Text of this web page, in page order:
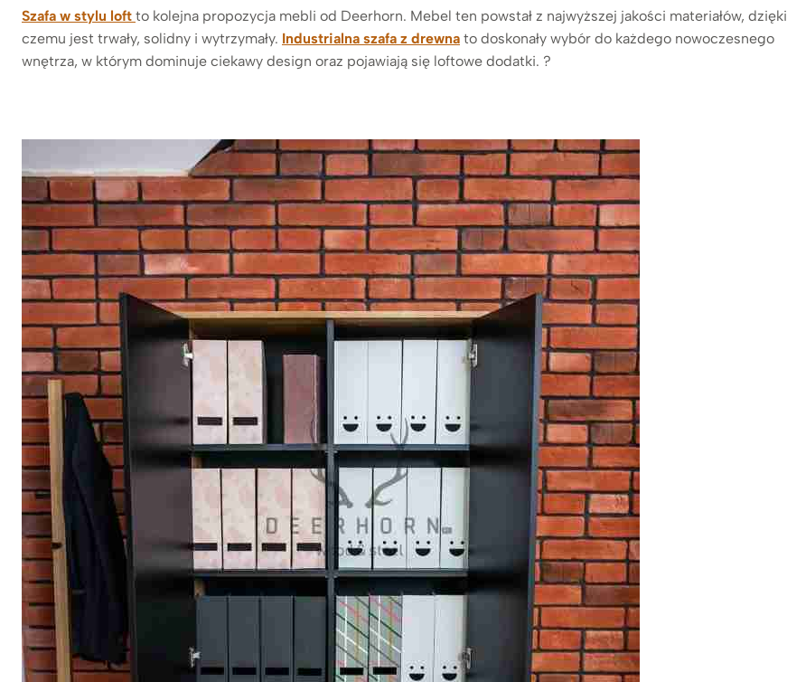
Szafa w stylu loft to kolejna propozycja mebli od Deerhorn. Mebel ten powstał z najwyższej jakości materiałów, dzięki
czemu jest trwały, solidny i wytrzymały. Industrialna szafa z drewna to doskonały wybór do każdego nowoczesnego
wnętrza, w którym dominuje ciekawy design oraz pojawiają się loftowe dodatki. ?